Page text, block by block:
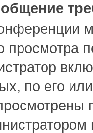
просмотра
по его